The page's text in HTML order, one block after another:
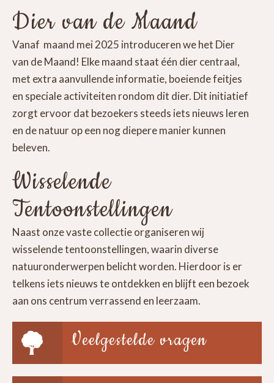
Dier van de Maand
Vanaf maand mei 2025 introduceren we het Dier
van de Maand! Elke maand staat één dier centraal,
met extra aanvullende informatie, boeiende feitjes
en speciale activiteiten rondom dit dier. Dit initiatief
zorgt ervoor dat bezoekers steeds iets nieuws leren
en de natuur op een nog diepere manier kunnen
beleven.
Wisselende
Tentoonstellingen
Naast onze vaste collectie organiseren wij
wisselende tentoonstellingen, waarin diverse
natuuronderwerpen belicht worden. Hierdoor is er
telkens iets nieuws te ontdekken en blijft een bezoek
aan ons centrum verrassend en leerzaam.
Veelgestelde vragen